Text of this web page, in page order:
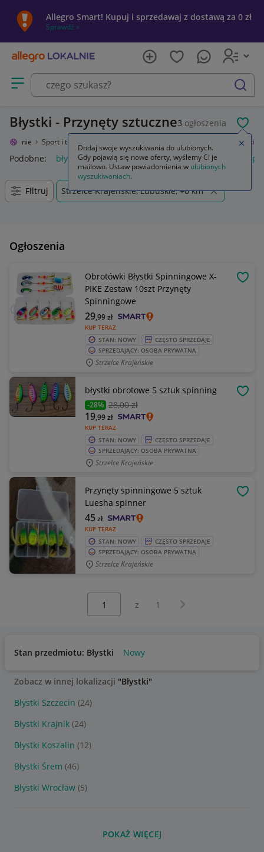
Allegro Smart! Kupuj i sprzedawaj z dostawą za 0 zł
Sprawdź »
Otwórz menu z kategoriami
szukaj
Błystki - Przynęty sztuczne3 ogłoszenia
Lokalnie Sport i turystyka Błystki
Podobne: błystka błystki obrotowe błystki obrotowe mepps
Filtruj Strzelce Krajeńskie, Lubuskie, +0 km
Ogłoszenia
Obrotówki Błystki Spinningowe X-
PIKE Zestaw 10szt Przynęty
Spinningowe
KUP TERAZ
29,99zł
STAN: NOWY
CZĘSTO SPRZEDAJE
SPRZEDAJĄCY: OSOBA PRYWATNA
Strzelce Krajeńskie
błystki obrotowe 5 sztuk spinning
-28% 28,00 zł
KUP TERAZ
19,99zł
STAN: NOWY
CZĘSTO SPRZEDAJE
SPRZEDAJĄCY: OSOBA PRYWATNA
Strzelce Krajeńskie
Przynęty spinningowe 5 sztuk
Luesha spinner
KUP TERAZ
45zł
STAN: NOWY
CZĘSTO SPRZEDAJE
SPRZEDAJĄCY: OSOBA PRYWATNA
Strzelce Krajeńskie
z 1 Następna strona
Stan przedmiotu: Błystki Nowy
Zobacz w innej lokalizacji "Błystki"
Błystki Szczecin (24)
Błystki Krajnik (24)
Błystki Koszalin (12)
Błystki Śrem (46)
Błystki Wrocław (5)
POKAŻ WIĘCEJ
Dodaj swoje wyszukiwania do ulubionych.
Gdy pojawią się nowe oferty, wyślemy Ci je
mailowo. Ustaw powiadomienia w ulubionych
wyszukiwaniach.